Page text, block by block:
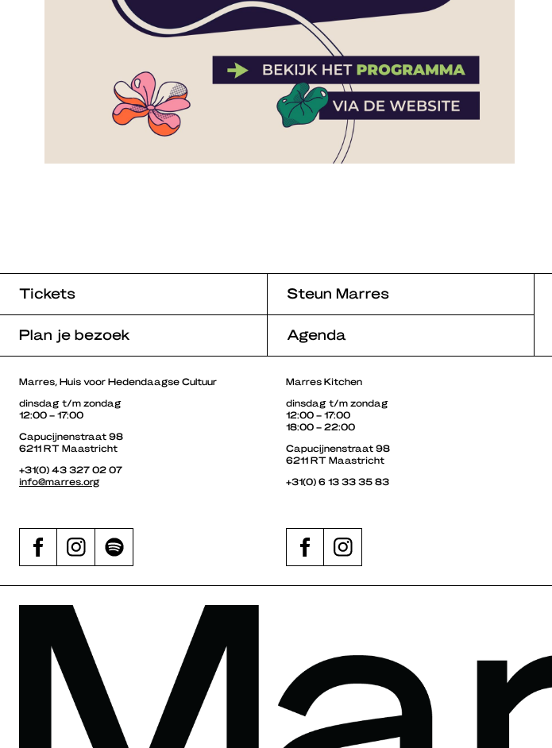
Tickets Steun Marres
Plan je bezoek Agenda
Marres, Huis voor Hedendaagse Cultuur
dinsdag t/m zondag
12:00 – 17:00
Capucijnenstraat 98
6211 RT Maastricht
+31(0) 43 327 02 07
info@marres.org
Marres Kitchen
dinsdag t/m zondag
12:00 – 17:00
18:00 – 22:00
Capucijnenstraat 98
6211 RT Maastricht
+31(0) 6 13 33 35 83